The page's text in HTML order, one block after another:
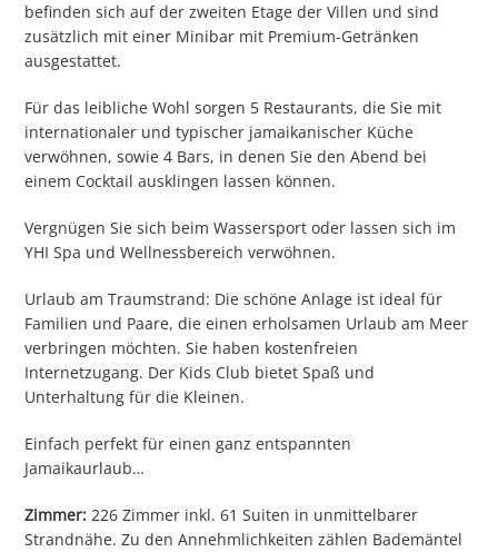
befinden sich auf der zweiten Etage der Villen und sind
zusätzlich mit einer Minibar mit Premium-Getränken
ausgestattet.
Für das leibliche Wohl sorgen 5 Restaurants, die Sie mit
internationaler und typischer jamaikanischer Küche
verwöhnen, sowie 4 Bars, in denen Sie den Abend bei
einem Cocktail ausklingen lassen können.
Vergnügen Sie sich beim Wassersport oder lassen sich im
YHI Spa und Wellnessbereich verwöhnen.
Urlaub am Traumstrand: Die schöne Anlage ist ideal für
Familien und Paare, die einen erholsamen Urlaub am Meer
verbringen möchten. Sie haben kostenfreien
Internetzugang. Der Kids Club bietet Spaß und
Unterhaltung für die Kleinen.
Einfach perfekt für einen ganz entspannten
Jamaikaurlaub…
Zimmer: 226 Zimmer inkl. 61 Suiten in unmittelbarer
Strandnähe. Zu den Annehmlichkeiten zählen Bademäntel